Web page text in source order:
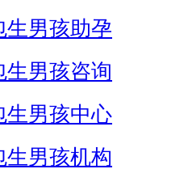
生男孩助孕
生男孩咨询
生男孩中心
生男孩机构